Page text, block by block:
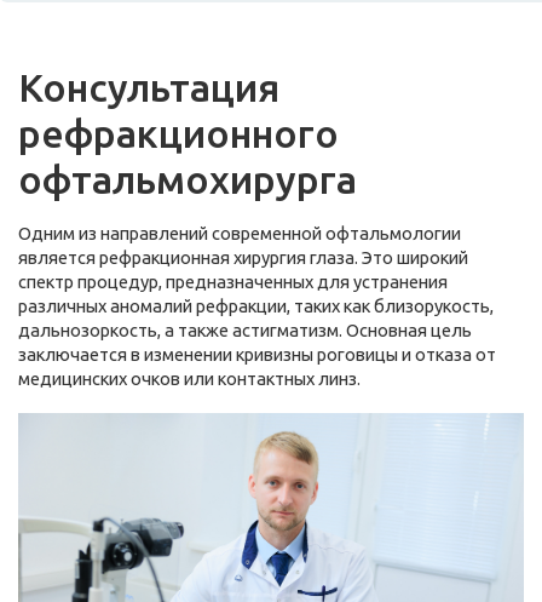
Консультация
рефракционного
офтальмохирурга
Одним из направлений современной офтальмологии
является рефракционная хирургия глаза. Это широкий
спектр процедур, предназначенных для устранения
различных аномалий рефракции, таких как близорукость,
дальнозоркость, а также астигматизм. Основная цель
заключается в изменении кривизны роговицы и отказа от
медицинских очков или контактных линз.